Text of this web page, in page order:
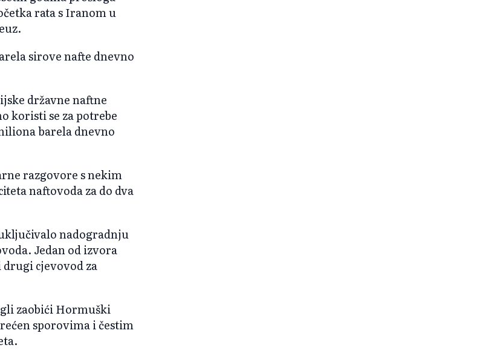
rata s Iranom u
sirove nafte dnevno
državne naftne
koristi se za potrebe
barela dnevno
razgovore s nekim
naftovoda za do dva
nadogradnju
Jedan od izvora
cjevovod za
zaobići Hormuški
sporovima i čestim